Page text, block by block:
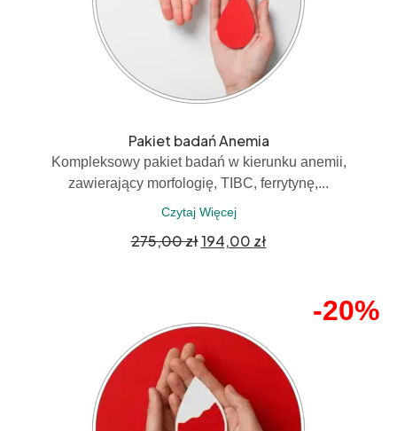
Pakiet badań Anemia
Kompleksowy pakiet badań w kierunku anemii,
zawierający morfologię, TIBC, ferrytynę,...
Czytaj Więcej
275,00zł194,00 zł
-20%